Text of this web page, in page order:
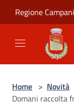
Regione
Home > Novità
Domani raccolta